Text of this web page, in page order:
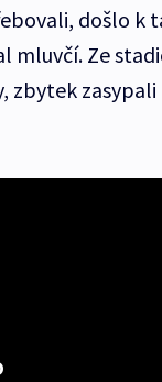
došlo k
mluvčí. Ze
zbytek zasypali